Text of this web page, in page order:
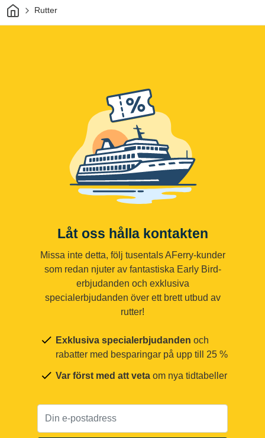
HemRutter
Låt oss hålla kontakten
Missa inte detta, följ tusentals AFerry-kunder
som redan njuter av fantastiska Early Bird-
erbjudanden och exklusiva
specialerbjudanden över ett brett utbud av
rutter!
Exklusiva specialerbjudanden och
rabatter med besparingar på upp till 25 %
Var först med att veta om nya tidtabeller